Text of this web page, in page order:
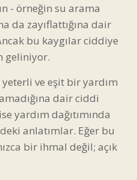
- örneğin su arama
da zayıflattığına dair
bu kaygılar ciddiye
geliniyor.
ve eşit bir yardım
dair ciddi
yardım dağıtımında
anlatımlar. Eğer bu
bir ihmal değil; açık